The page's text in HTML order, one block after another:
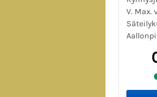
V. Max.